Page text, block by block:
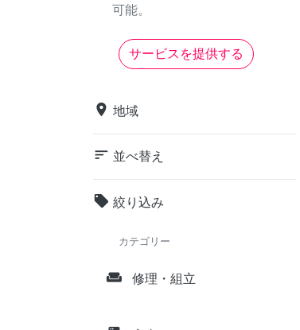
可能。
サービスを提供する
place 地域
sort 並べ替え
local_offer 絞り込み
カテゴリー
weekend 修理・組立